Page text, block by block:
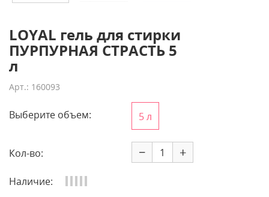
LOYAL гель для стирки
ПУРПУРНАЯ СТРАСТЬ 5
л
Арт.: 160093
Выберите объем: 5 л
Кол-во: − +
Наличие: